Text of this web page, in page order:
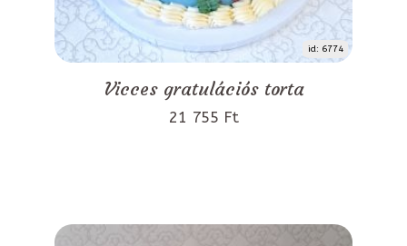
id: 6774
Vicces gratulációs torta
21 755 Ft